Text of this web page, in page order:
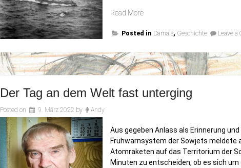
Read More„Er
die
Posted in Damals, Geschichte Leave a
Der Tag an dem Welt fast unterging
Posted on 9. März 2022 by Andy
Aus gegeben Anlass als Erinnerung
Frühwarnsystem der Sowjets meldete
Atomraketen auf das Territorium der
Minuten zu entscheiden, ob es sich